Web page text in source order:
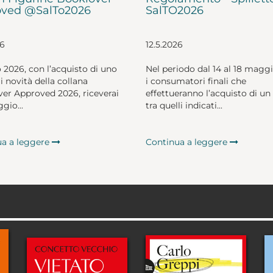
@SalTo2026
2026, con l’acquisto di uno
novità della collana
Approved 2026, riceverai
a leggere
SalTO2026
12.5.2026
Nel periodo dal 14 al 18
i consumatori finali che
effettueranno l’acquisto di
tra quelli indicati...
Continua a leggere